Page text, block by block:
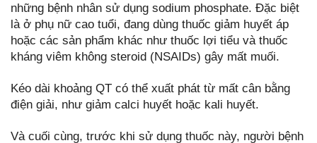
những bệnh nhân sử dụng sodium phosphate. Đặc biệt
là ở phụ nữ cao tuổi, đang dùng thuốc giảm huyết áp
hoặc các sản phẩm khác như thuốc lợi tiểu và thuốc
kháng viêm không steroid (NSAIDs) gây mất muối.
Kéo dài khoảng QT có thể xuất phát từ mất cân bằng
điện giải, như giảm calci huyết hoặc kali huyết.
Và cuối cùng, trước khi sử dụng thuốc này, người bệnh